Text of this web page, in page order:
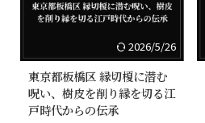
2026/5/26
東京都板橋区 縁切榎に潜む
呪い、樹皮を削り縁を切る江
戸時代からの伝承